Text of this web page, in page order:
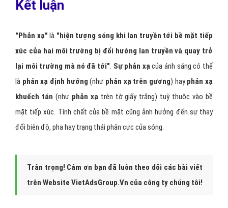
Kết luận
"Phản xạ" là "hiện tượng sóng khi lan truyền tới bề mặt tiếp
xúc của hai môi trường bị đổi hướng lan truyền và quay trở
lại môi trường mà nó đã tới". Sự phản xạcủa ánh sáng có thể
là phản xạ định hướng(như phản xạ trên gương) hayphản xạ
khuếch tán (nhưphản xạtrên tờ giấy trắng) tuỳ thuộc vào bề
mặt tiếp xúc. Tính chất của bề mặt cũng ảnh hưởng đến sự thay
đổi biên độ, pha hay trạng thái phân cực của sóng.
Trân trọng! Cảm ơn bạn đã luôn theo dõi các bài viết
trên Website VietAdsGroup.Vn của công ty chúng tôi!